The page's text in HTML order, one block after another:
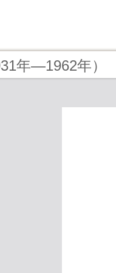
年—1962年）